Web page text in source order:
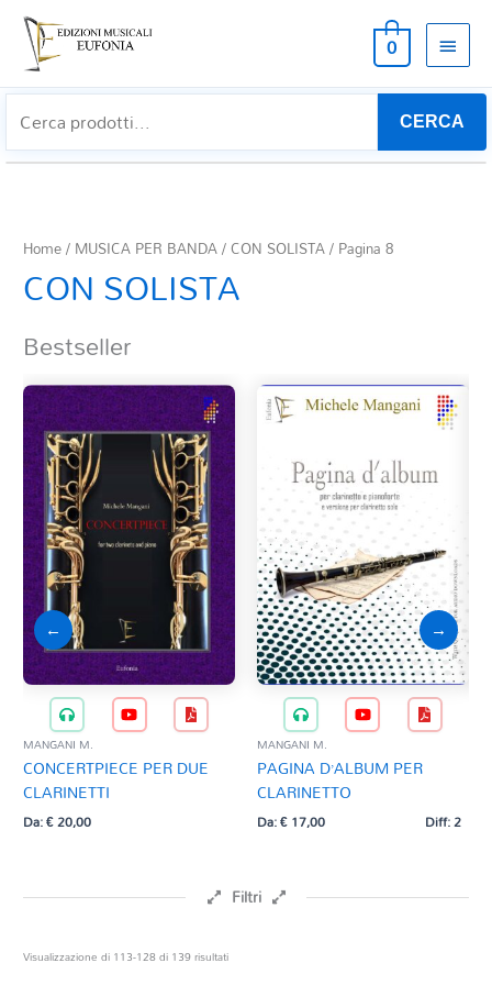
0
CERCA
Home/ MUSICA PER BANDA/CON SOLISTA/ Pagina 8
CON SOLISTA
Bestseller
←
MANGANI M.
CONCERTPIECE PER DUE
CLARINETTI
Da:€20,00
MANGANI M.
PAGINA D’ALBUM PER
CLARINETTO
Da:€17,00 Diff: 2
→
Filtri
Visualizzazione di 113-128 di 139 risultatiOrdina
in